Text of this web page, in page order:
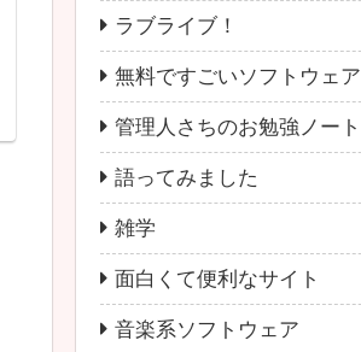
ラブライブ！
無料ですごいソフトウェア
管理人さちのお勉強ノート
語ってみました
雑学
面白くて便利なサイト
音楽系ソフトウェア